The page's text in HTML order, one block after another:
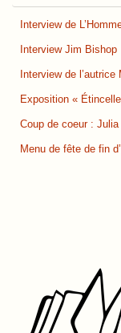
Interview de
Interview Jim Bishop
Interview de l’autrice
Exposition «
Coup de coeur :
Menu de fête de fin